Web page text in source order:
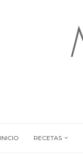
INICIO RECETAS